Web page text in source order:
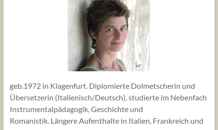
geb.1972 in Klagenfurt. Diplomierte Dolmetscherin und
Übersetzerin (Italienisch/Deutsch), studierte im Nebenfach
Instrumentalpädagogik, Geschichte und
Romanistik. Längere Aufenthalte in Italien, Frankreich und